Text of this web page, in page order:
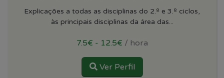
Explicações a todas as disciplinas do 2.º e 3.º ciclos,
às principais disciplinas da área das...
7.5€ - 12.5€ / hora
Ver Perfil